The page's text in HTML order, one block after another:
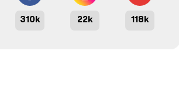
310k 22k 118k